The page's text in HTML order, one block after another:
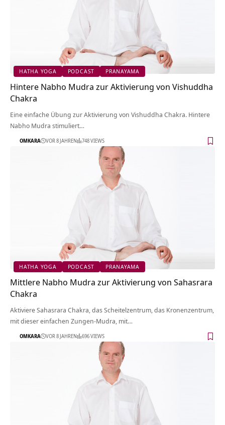
HATHA YOGA PODCAST PRANAYAMA
Hintere Nabho Mudra zur Aktivierung von Vishuddha
Chakra
Eine einfache Übung zur Aktivierung von Vishuddha Chakra. Hintere
Nabho Mudra stimuliert…
OMKARA VOR 8 JAHREN 748 VIEWS
HATHA YOGA PODCAST PRANAYAMA
Mittlere Nabho Mudra zur Aktivierung von Sahasrara
Chakra
Aktiviere Sahasrara Chakra, das Scheitelzentrum, das Kronenzentrum,
mit dieser einfachen Zungen-Mudra, mit…
OMKARA VOR 8 JAHREN 696 VIEWS